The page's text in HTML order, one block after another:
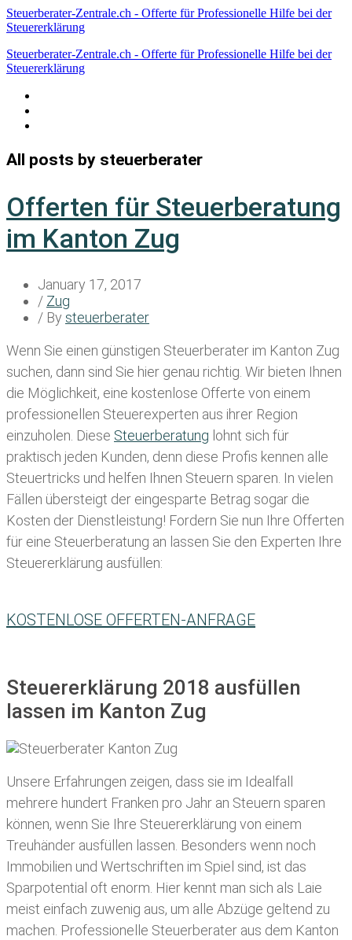
Steuerberater-Zentrale.ch - Offerte für Professionelle Hilfe bei der
Steuererklärung
Steuerberater-Zentrale.ch - Offerte für Professionelle Hilfe bei der
Steuererklärung
All posts by steuerberater
Offerten für Steuerberatung
im Kanton Zug
January 17, 2017
/ Zug
/ By steuerberater
Wenn Sie einen günstigen Steuerberater im Kanton Zug
suchen, dann sind Sie hier genau richtig. Wir bieten Ihnen
die Möglichkeit, eine kostenlose Offerte von einem
professionellen Steuerexperten aus ihrer Region
einzuholen. Diese Steuerberatung lohnt sich für
praktisch jeden Kunden, denn diese Profis kennen alle
Steuertricks und helfen Ihnen Steuern sparen. In vielen
Fällen übersteigt der eingesparte Betrag sogar die
Kosten der Dienstleistung! Fordern Sie nun Ihre Offerten
für eine Steuerberatung an lassen Sie den Experten Ihre
Steuererklärung ausfüllen:
KOSTENLOSE OFFERTEN-ANFRAGE
Steuererklärung 2018 ausfüllen
lassen im Kanton Zug
Unsere Erfahrungen zeigen, dass sie im Idealfall
mehrere hundert Franken pro Jahr an Steuern sparen
können, wenn Sie Ihre Steuererklärung von einem
Treuhänder ausfüllen lassen . Besonders wenn noch
Immobilien und Wertschriften im Spiel sind, ist das
Sparpotential oft enorm. Hier kennt man sich als Laie
meist einfach zuwenig aus, um alle Abzüge geltend zu
machen. Professionelle Steuerberater aus dem Kanton